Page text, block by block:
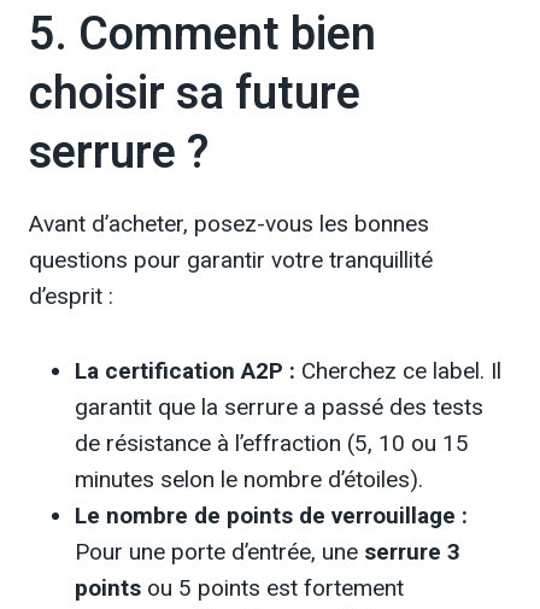
5. Comment bien
choisir sa future
serrure ?
Avant d’acheter, posez-vous les bonnes
questions pour garantir votre tranquillité
d’esprit :
La certification A2P : Cherchez ce label. Il
garantit que la serrure a passé des tests
de résistance à l’effraction (5, 10 ou 15
minutes selon le nombre d’étoiles).
Le nombre de points de verrouillage :
Pour une porte d’entrée, une serrure 3
points ou 5 points est fortement